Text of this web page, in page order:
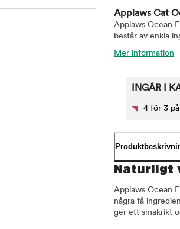
Applaws Cat
Applaws Ocean
består av enkla
Mer information
INGÅR I
4 för 3
Naturligt
Applaws Ocean
några få
ger ett smakrikt